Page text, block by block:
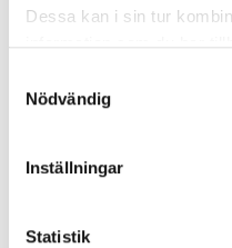
Dessa kan i sin tur
Nödvändig
Inställningar
Statistik
Bemannat
Onsdag
Träna hos